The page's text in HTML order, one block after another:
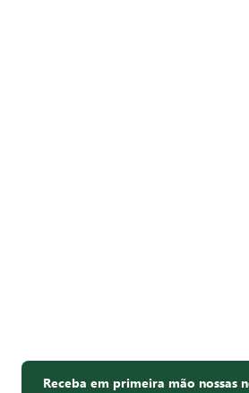
Receba em primeira mão nossas